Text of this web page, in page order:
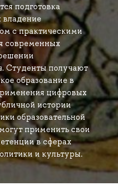
подготовка
владение
с практическими
современных
Студенты получают
образование в
цифровых
истории
образовательной
применить свои
в сферах
и культуры.